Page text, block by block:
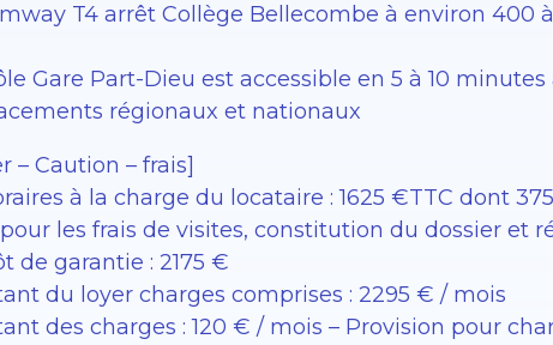
T4 arrêt Collège Bellecombe à environ 400
Gare Part-Dieu est accessible en 5 à 10
régionaux et nationaux
– Caution – frais]
à la charge du locataire : 1625 €TTC dont
pour les frais de visites, constitution du dossier et
de garantie : 2175 €
du loyer charges comprises : 2295 € / mois
des charges : 120 € / mois – Provision pour